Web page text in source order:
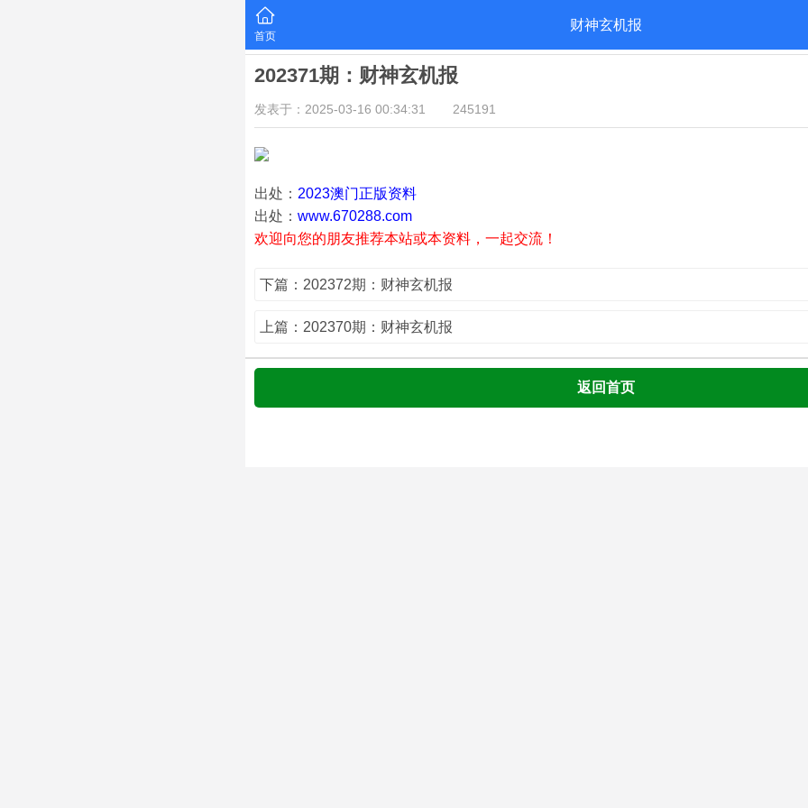
首页
财神玄机报
202371期：财神玄机报
发表于：2025-03-16 00:34:31 245191
出处： 2023澳门正版资料
出处： www.670288.com
欢迎向您的朋友推荐本站或本资料，一起交流！
下篇：202372期：财神玄机报
上篇：202370期：财神玄机报
返回首页